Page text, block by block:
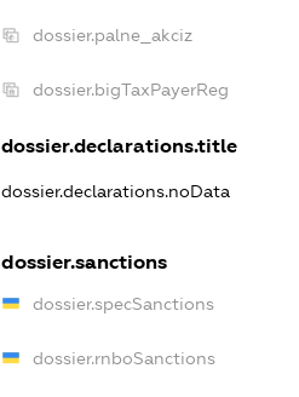
dossier.palne_akciz
dossier.bigTaxPayerReg
dossier.declarations.title
dossier.declarations.noData
dossier.sanctions
dossier.specSanctions
dossier.rnboSanctions